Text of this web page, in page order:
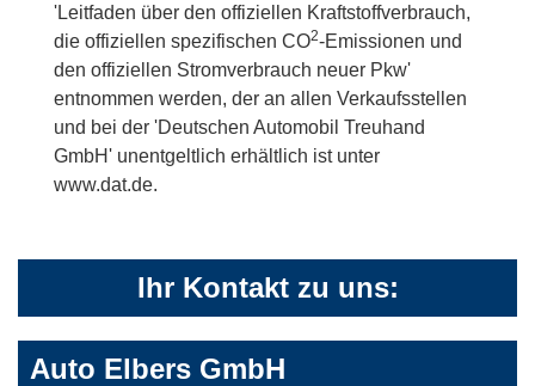
'Leitfaden über den offiziellen Kraftstoffverbrauch,
die offiziellen spezifischen CO2-Emissionen und
den offiziellen Stromverbrauch neuer Pkw'
entnommen werden, der an allen Verkaufsstellen
und bei der 'Deutschen Automobil Treuhand
GmbH' unentgeltlich erhältlich ist unter
www.dat.de.
Ihr Kontakt zu uns:
Auto Elbers GmbH